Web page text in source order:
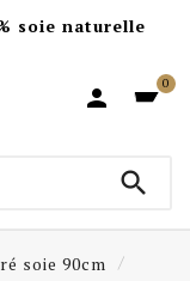
soie naturelle

0

soie 90cm